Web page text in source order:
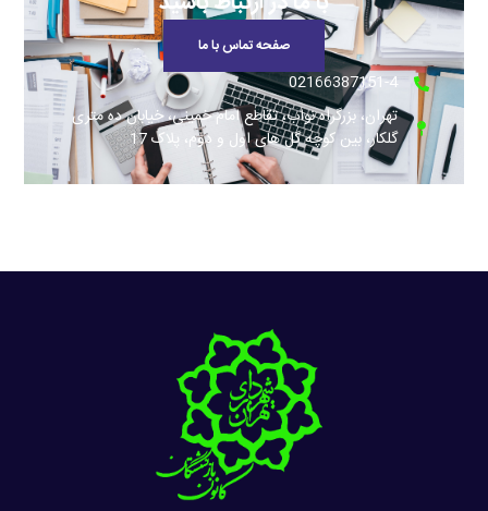
صفحه تماس با ما
02166387151-4
تهران، بزرگراه نواب، تقاطع امام خمینی، خیابان ده متری
گلکار، بین کوچه گل های اول و دوم، پلاک 17